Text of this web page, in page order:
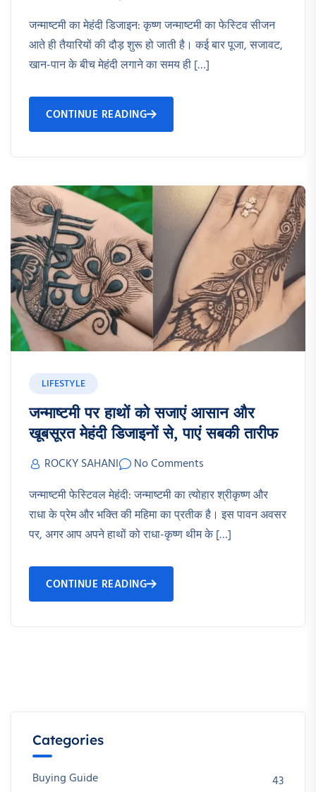
जन्माष्टमी का मेहंदी डिजाइन: कृष्ण जन्माष्टमी का फेस्टिव सीजन
आते ही तैयारियों की दौड़ शुरू हो जाती है। कई बार पूजा, सजावट,
खान-पान के बीच मेहंदी लगाने का समय ही […]
CONTINUE READING
LIFESTYLE
जन्माष्टमी पर हाथों को सजाएं आसान और
खूबसूरत मेहंदी डिजाइनों से, पाएं सबकी तारीफ
ROCKY SAHANI
No Comments
जन्माष्टमी फेस्टिवल मेहंदी: जन्माष्टमी का त्योहार श्रीकृष्ण और
राधा के प्रेम और भक्ति की महिमा का प्रतीक है। इस पावन अवसर
पर, अगर आप अपने हाथों को राधा-कृष्ण थीम के […]
CONTINUE READING
Categories
Buying Guide
43